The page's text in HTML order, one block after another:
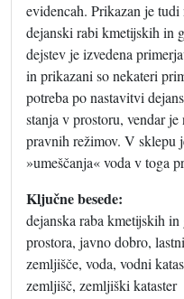
evidencah. Prikazan je
dejanski rabi kmetijskih in
dejstev je izvedena
in prikazani so nekateri
potreba po nastavitvi
stanja v prostoru, vendar
pravnih režimov. V sklepu
»umeščanja« voda v toga
Ključne besede:
dejanska raba kmetijskih
prostora, javno dobro,
zemljišče, voda, vodni
zemljišč, zemljiški kataster